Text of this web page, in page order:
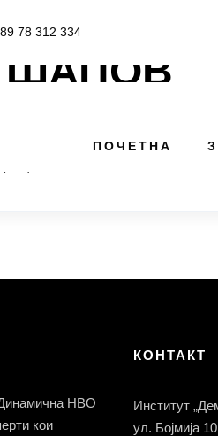
78 312 334
ПОЧЕТНА
ШАПОВ
НВО
кои
КОНТАКТ
Институт
ул. Бојмија 10